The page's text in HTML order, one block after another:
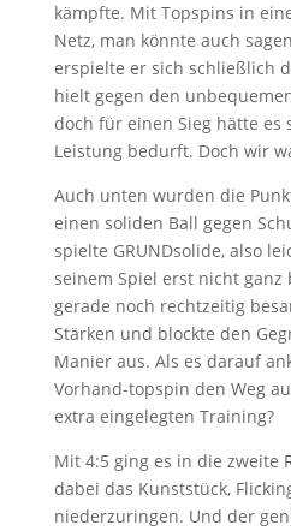
kämpfte. Mit Topspins in
Netz, man könnte auch
erspielte er sich schließlich
hielt gegen den
doch für einen Sieg hätte es
Leistung bedurft. Doch wir
Auch unten wurden die
einen soliden Ball gegen
spielte GRUNDsolide, also
seinem Spiel erst nicht ganz
gerade noch rechtzeitig
Stärken und blockte den
Manier aus. Als es darauf
Vorhand-topspin den Weg
extra eingelegten Training?
Mit 4:5 ging es in die zweite
dabei das Kunststück,
niederzuringen. Und der